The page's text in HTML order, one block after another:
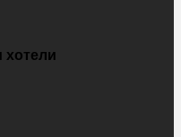
хотели